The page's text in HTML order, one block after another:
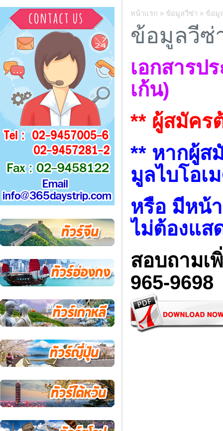
หน้าแรก » ข้อมูลวีซ่า » ข้อมู
ข้อมูลวีซ่
เอกสารป
เก้น)
** ผู้สมัคร
** หากผู้ส
มูลไบโอเ
หรือ มีหน้
ไม่ต้องแส
สอบถามเ
965-9698